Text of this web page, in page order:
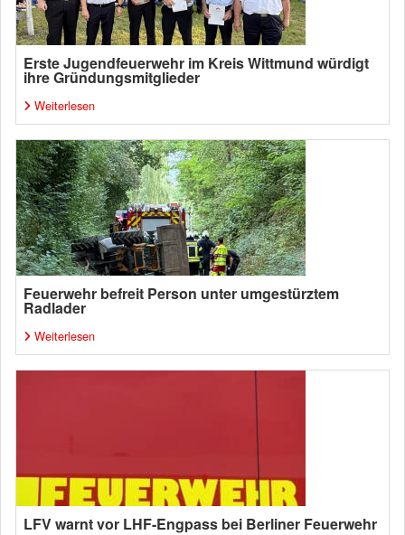
Erste Jugendfeuerwehr im Kreis Wittmund würdigt
ihre Gründungsmitglieder
Weiterlesen
Feuerwehr befreit Person unter umgestürztem
Radlader
Weiterlesen
LFV warnt vor LHF-Engpass bei Berliner Feuerwehr